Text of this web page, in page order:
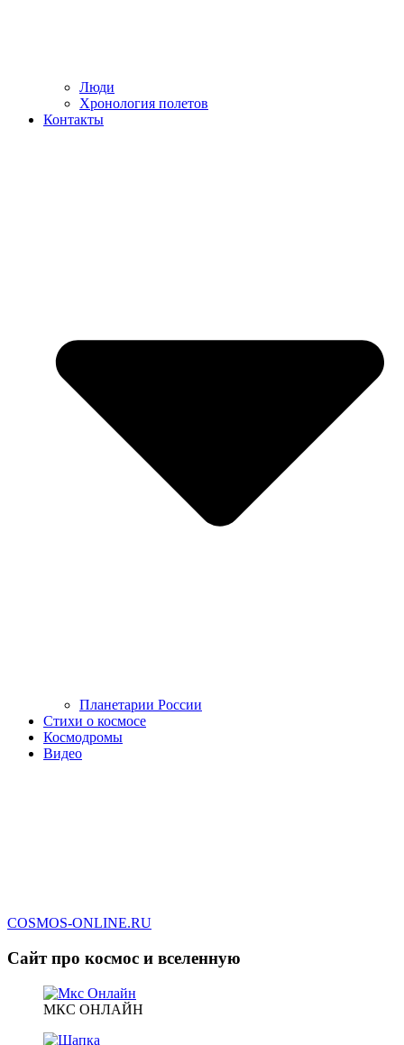
Люди
Хронология полетов
Контакты
Планетарии России
Стихи о космосе
Космодромы
Видео
COSMOS-ONLINE.RU
Сайт про космос и вселенную
МКС ОНЛАЙН